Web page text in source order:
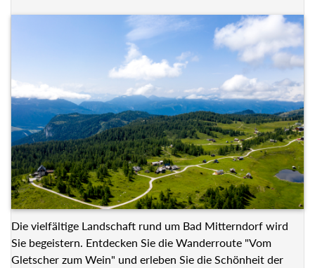
Die vielfältige Landschaft rund um Bad Mitterndorf wird
Sie begeistern. Entdecken Sie die Wanderroute "Vom
Gletscher zum Wein" und erleben Sie die Schönheit der